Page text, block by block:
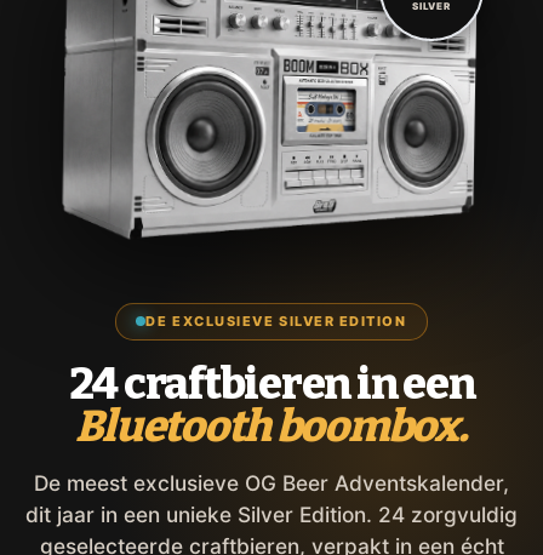
DE EXCLUSIEVE SILVER EDITION
24 craftbieren in een
Bluetooth boombox.
De meest exclusieve OG Beer Adventskalender,
dit jaar in een unieke Silver Edition. 24 zorgvuldig
geselecteerde craftbieren, verpakt in een écht
SILVER